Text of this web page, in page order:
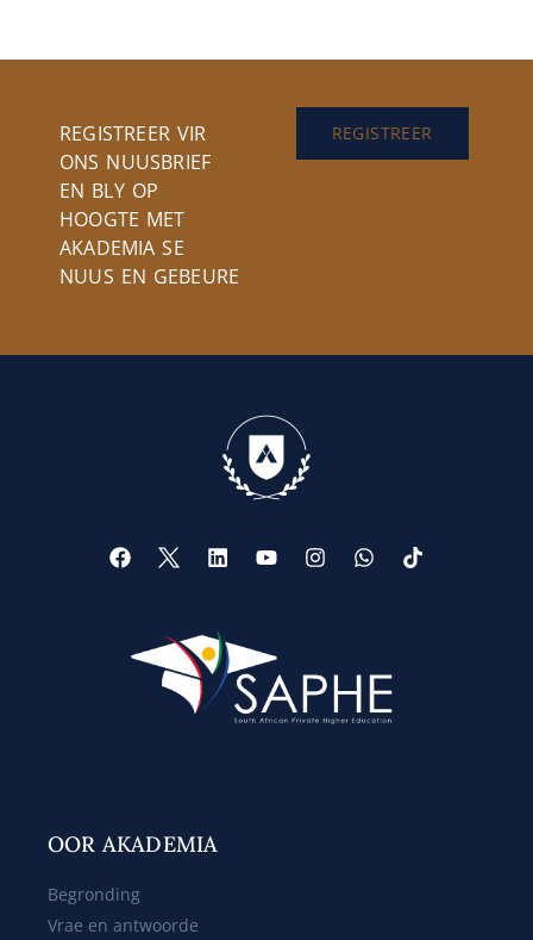
REGISTREER VIR
ONS NUUSBRIEF
EN BLY OP
HOOGTE MET
AKADEMIA SE
NUUS EN GEBEURE
REGISTREER
OOR AKADEMIA
Begronding
Vrae en antwoorde